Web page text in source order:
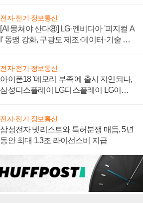
전자·전기·정보통신
[AI 뭉쳐야 산다⑧] LG·엔비디아 '피지컬 A
I' 동맹 강화, 구광모 제조·데이터·기술 결
전자·전기·정보통신
아이폰18 '메모리 부족'에 출시 지연되나,
삼성디스플레이 LG디스플레이 LG이노
전자·전기·정보통신
삼성전자 넷리스트와 특허분쟁 매듭, 5년
동안 최대 1.3조 라이선스비 지급